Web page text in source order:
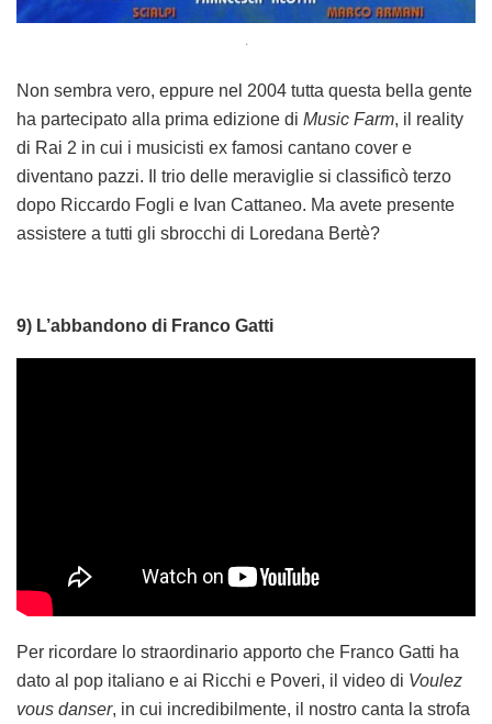
.
Non sembra vero, eppure nel 2004 tutta questa bella gente
ha partecipato alla prima edizione di Music Farm, il reality
di Rai 2 in cui i musicisti ex famosi cantano cover e
diventano pazzi. Il trio delle meraviglie si classificò terzo
dopo Riccardo Fogli e Ivan Cattaneo. Ma avete presente
assistere a tutti gli sbrocchi di Loredana Bertè?
9) L’abbandono di Franco Gatti
Per ricordare lo straordinario apporto che Franco Gatti ha
dato al pop italiano e ai Ricchi e Poveri, il video di Voulez
vous danser, in cui incredibilmente, il nostro canta la strofa